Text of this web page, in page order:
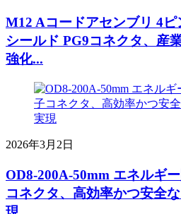
M12 Aコードアセンブリ 4
シールド PG9コネクタ、産
強化...
2026年3月2日
OD8-200A-50mm エネルギ
コネクタ、高効率かつ安全